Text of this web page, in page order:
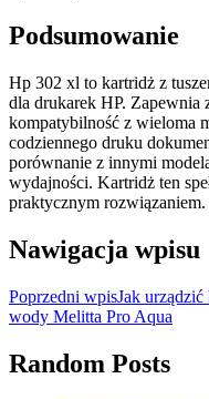
Podsumowanie
Hp 302 xl to kartridż z
dla drukarek HP. Zapewnia
kompatybilność z wieloma
codziennego druku
porównanie z innymi
wydajności. Kartridż ten
praktycznym rozwiązaniem.
Nawigacja wpisu
Poprzedni wpisJak urządzić
wody Melitta Pro Aqua
Random Posts